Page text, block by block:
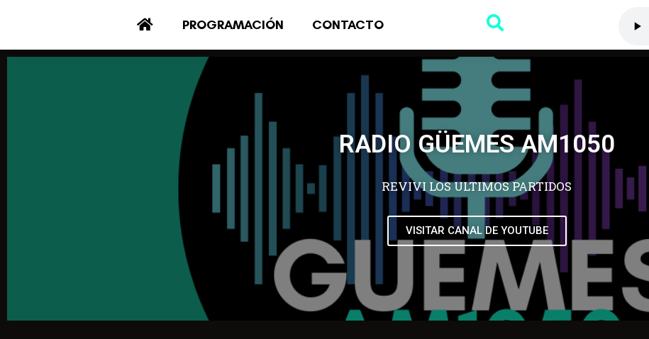
PROGRAMACIÓN CONTACTO
RADIO GÜEMES AM1050
REVIVI LOS ULTIMOS PARTIDOS
VISITAR CANAL DE YOUTUBE